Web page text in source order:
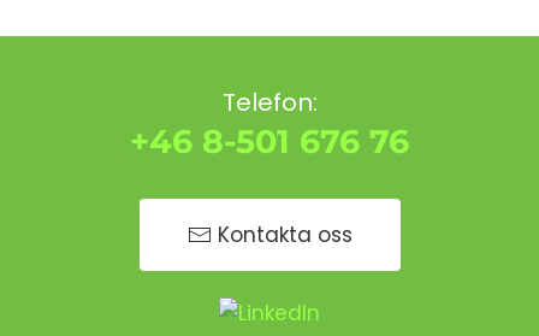
Telefon:
+46 8-501 676 76
Kontakta oss